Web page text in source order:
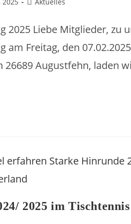
2025 Liebe Mitglieder, zu
am Freitag, den
26689 Augustfehn, laden
2025 im